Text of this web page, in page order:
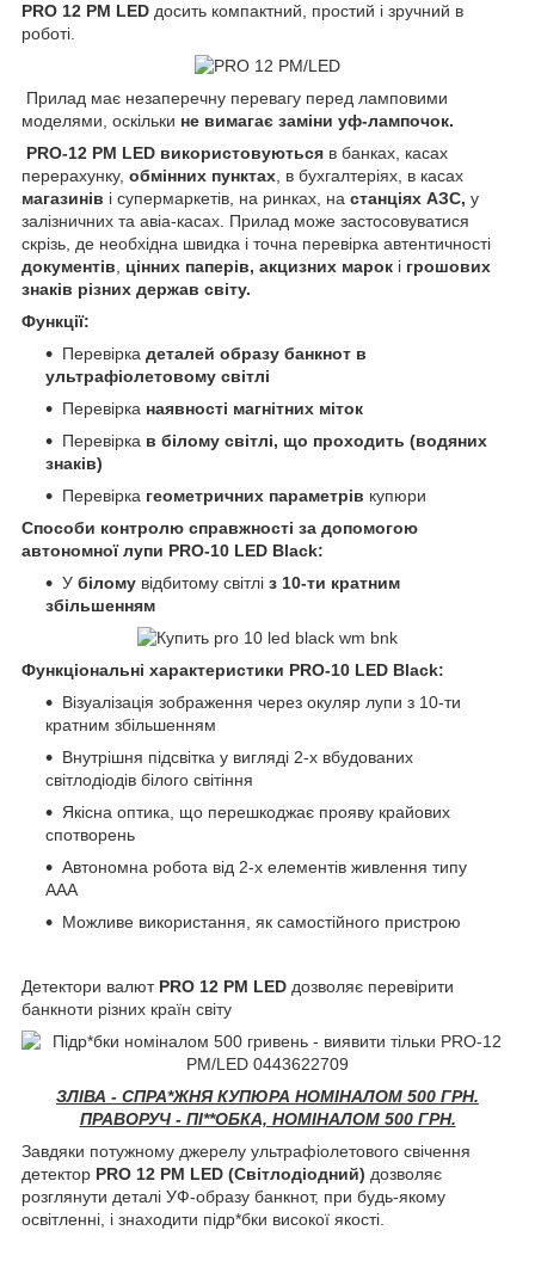
PRO 12 PM LED досить компактний, простий і зручний в
роботі.
Прилад має незаперечну перевагу перед ламповими
моделями, оскільки не вимагає заміни уф-лампочок.
PRO-12 PM LED використовуються в банках, касах
перерахунку, обмінних пунктах , в бухгалтеріях, в касах
магазинів і супермаркетів, на ринках, на станціях АЗС, у
залізничних та авіа-касах. Прилад може застосовуватися
скрізь, де необхідна швидка і точна перевірка автентичності
документів
цінних паперів, акцизних марок і грошових
знаків різних держав світу.
Функції:
Перевірка деталей образу банкнот в
ультрафіолетовому світлі
Перевірка наявності магнітних міток
Перевірка в білому світлі, що проходить (водяних
знаків)
Перевірка геометричних параметрів купюри
Способи контролю справжності за допомогою
автономної лупи PRO-10 LED Black:
У білому відбитому світлі з 10-ти кратним
збільшенням
Функціональні характеристики PRO-10 LED Black:
Візуалізація зображення через окуляр лупи з 10-ти
кратним збільшенням
Внутрішня підсвітка у вигляді 2-х вбудованих
світлодіодів білого світіння
Якісна оптика, що перешкоджає прояву крайових
спотворень
Автономна робота від 2-х елементів живлення типу
ААА
Можливе використання, як самостійного пристрою
Детектори валют PRO 12 РМ LED дозволяє перевірити
банкноти різних країн світу
ЗЛІВА - СПРА*ЖНЯ КУПЮРА НОМІНАЛОМ 500 ГРН.
ПРАВОРУЧ - ПІ**ОБКА, НОМІНАЛОМ 500 ГРН.
Завдяки потужному джерелу ультрафіолетового свічення
детектор PRO 12 РМ LED (Світлодіодний) дозволяє
розглянути деталі УФ-образу банкнот, при будь-якому
освітленні, і знаходити підр*бки високої якості.